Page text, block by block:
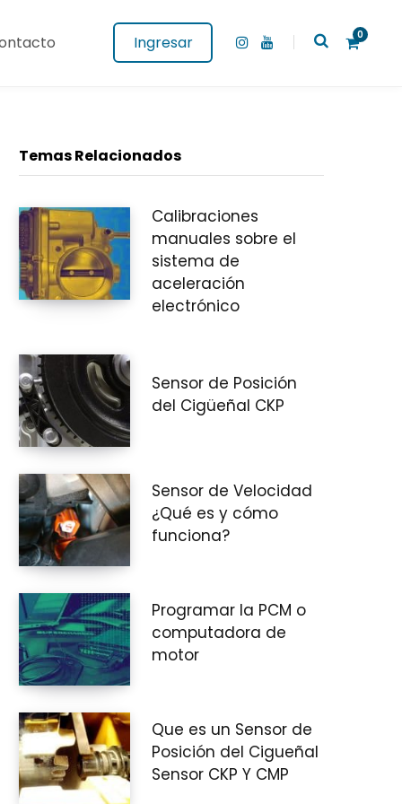
Ingresar
I
0
Temas Relacionados
Calibraciones
manuales sobre el
sistema de
aceleración
electrónico
Sensor de Posición
del Cigüeñal CKP
Sensor de Velocidad
¿Qué es y cómo
funciona?
Programar la PCM o
computadora de
motor
Que es un Sensor de
Posición del Cigueñal
Sensor CKP Y CMP